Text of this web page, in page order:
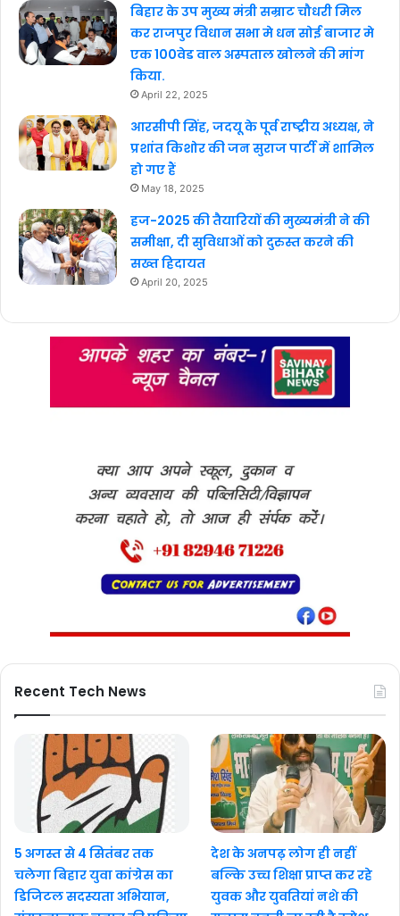
बिहार के उप मुख्य मंत्री सम्राट चौधरी मिल
कर राजपुर विधान सभा मे धन सोई बाजार मे
एक 100वेड वाल अस्पताल खोलने की मांग
किया.
April 22, 2025
आरसीपी सिंह, जदयू के पूर्व राष्ट्रीय अध्यक्ष, ने
प्रशांत किशोर की जन सुराज पार्टी में शामिल
हो गए हैं
May 18, 2025
हज-2025 की तैयारियों की मुख्यमंत्री ने की
समीक्षा, दी सुविधाओं को दुरुस्त करने की
सख्त हिदायत
April 20, 2025
Recent Tech News
5 अगस्त से 4 सितंबर तक
चलेगा बिहार युवा कांग्रेस का
डिजिटल सदस्यता अभियान,
देश के अनपढ़ लोग ही नहीं
बल्कि उच्च शिक्षा प्राप्त कर रहे
युवक और युवतियां नशे की